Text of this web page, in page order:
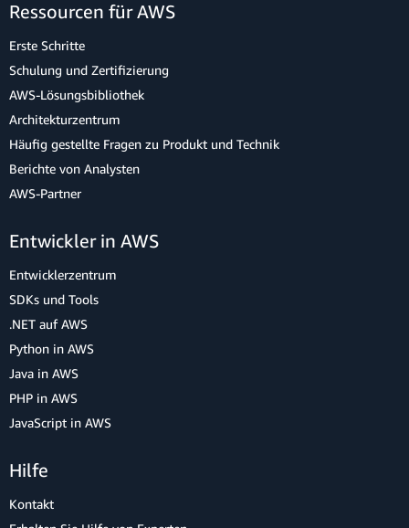
Ressourcen für AWS
Erste Schritte
Schulung und Zertifizierung
AWS-Lösungsbibliothek
Architekturzentrum
Häufig gestellte Fragen zu Produkt und Technik
Berichte von Analysten
AWS-Partner
Entwickler in AWS
Entwicklerzentrum
SDKs und Tools
.NET auf AWS
Python in AWS
Java in AWS
PHP in AWS
JavaScript in AWS
Hilfe
Kontakt